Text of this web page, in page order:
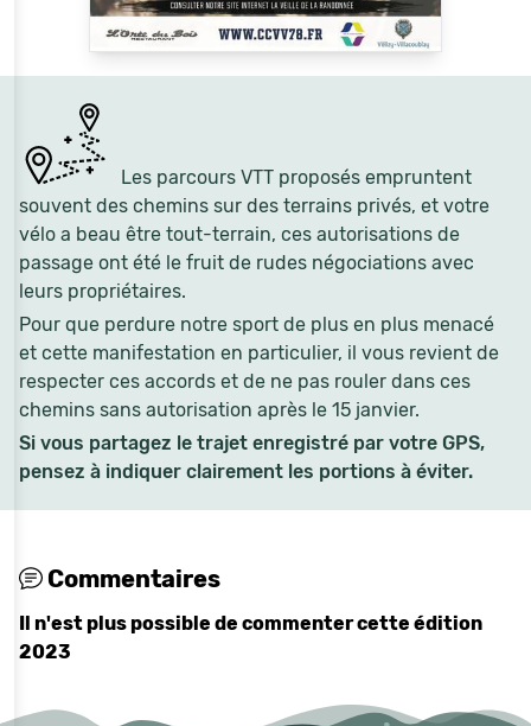
Les parcours VTT proposés empruntent
souvent des chemins sur des terrains privés, et votre
vélo a beau être tout-terrain, ces autorisations de
passage ont été le fruit de rudes négociations avec
leurs propriétaires.
Pour que perdure notre sport de plus en plus menacé
et cette manifestation en particulier, il vous revient de
respecter ces accords et de ne pas rouler dans ces
chemins sans autorisation après le 15 janvier.
Si vous partagez le trajet enregistré par votre GPS,
pensez à indiquer clairement les portions à éviter.
Commentaires
Il n'est plus possible de commenter cette édition
2023